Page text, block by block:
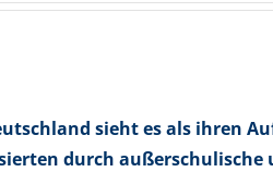
sieht es als ihren
durch außerschulische